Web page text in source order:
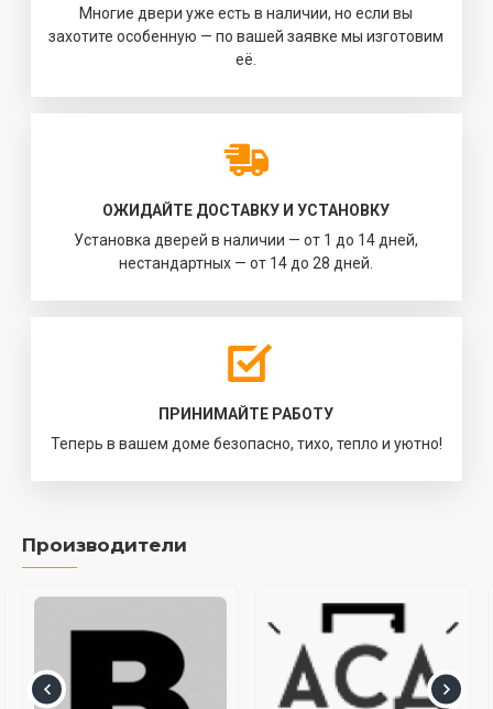
Многие двери уже есть в наличии, но если вы
захотите особенную — по вашей заявке мы изготовим
её.
ОЖИДАЙТЕ ДОСТАВКУ И УСТАНОВКУ
Установка дверей в наличии — от 1 до 14 дней,
нестандартных — от 14 до 28 дней.
ПРИНИМАЙТЕ РАБОТУ
Теперь в вашем доме безопасно, тихо, тепло и уютно!
Производители